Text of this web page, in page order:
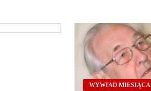
WYWIAD MIESIĄCA